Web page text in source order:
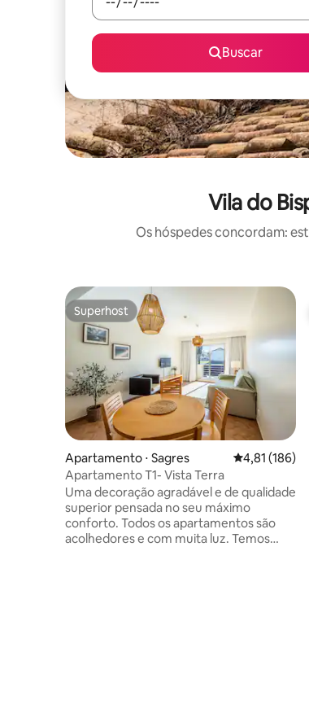
Buscar
Vila do
Os hóspedes concordam:
Superhost
Superhost
Apartamento ⋅ Sagres 4,81 de uma
4,81 (186)
Apartamento T1- Vista Terra
Uma decoração agradável e de qualidade
superior pensada no seu máximo
conforto. Todos os apartamentos são
acolhedores e com muita luz. Temos